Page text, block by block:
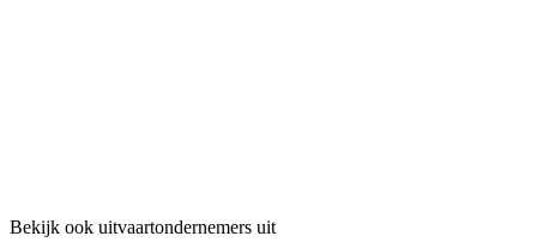
Bekijk ook uitvaartondernemers uit